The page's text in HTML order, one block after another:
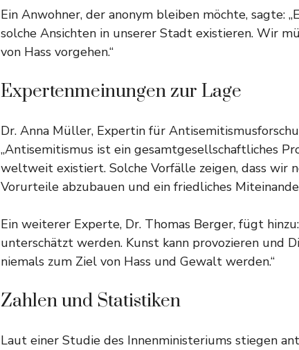
Ein Anwohner, der anonym bleiben möchte, sagte:
solche Ansichten in unserer Stadt existieren. Wir
von Hass vorgehen.“
Expertenmeinungen zur Lage
Dr. Anna Müller, Expertin für
„Antisemitismus ist ein gesamtgesellschaftliches
weltweit existiert. Solche Vorfälle zeigen, dass wir
Vorurteile abzubauen und ein friedliches
Ein weiterer Experte, Dr. Thomas Berger, fügt
unterschätzt werden. Kunst kann provozieren und
niemals zum Ziel von Hass und Gewalt werden.“
Zahlen und Statistiken
Laut einer Studie des Innenministeriums stiegen